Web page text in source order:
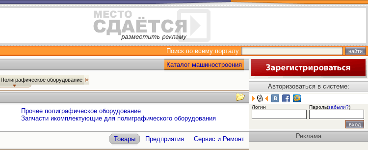
Поиск по всему порталу
Каталог машиностроения
Полиграфическое оборудование
Прочее полиграфическое оборудование
Запчасти икомплектующие для полиграфического оборудования
Товары Предприятия Сервис и Ремонт
Авторизоваться в системе:
Логин Пароль(забыли?)
Реклама